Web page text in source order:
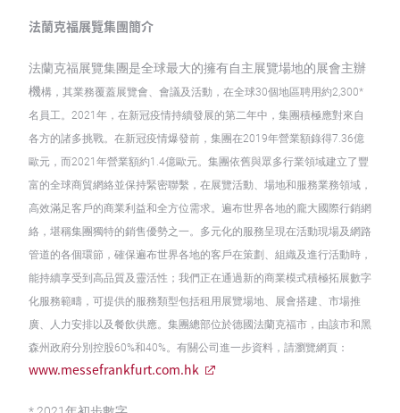
法蘭克福展覽集團簡介
法蘭克福展覽集團是全球最大的擁有自主展覽場地的展會主辦
機構，其業務覆蓋展覽會、會議及活動，在全球30個地區聘用約2,300*
名員工。2021年，在新冠疫情持續發展的第二年中，集團積極應對來自
各方的諸多挑戰。在新冠疫情爆發前，集團在2019年營業額錄得7.36億
歐元，而2021年營業額約1.4億歐元。集團依舊與眾多行業領域建立了豐
富的全球商貿網絡並保持緊密聯繫，在展覽活動、場地和服務業務領域，
高效滿足客戶的商業利益和全方位需求。遍布世界各地的龐大國際行銷網
絡，堪稱集團獨特的銷售優勢之一。多元化的服務呈現在活動現場及網路
管道的各個環節，確保遍布世界各地的客戶在策劃、組織及進行活動時，
能持續享受到高品質及靈活性；我們正在通過新的商業模式積極拓展數字
化服務範疇，可提供的服務類型包括租用展覽場地、展會搭建、市場推
廣、人力安排以及餐飲供應。集團總部位於德國法蘭克福市，由該市和黑
森州政府分別控股60%和40%。有關公司進一步資料，請瀏覽網頁：
www.messefrankfurt.com.hk